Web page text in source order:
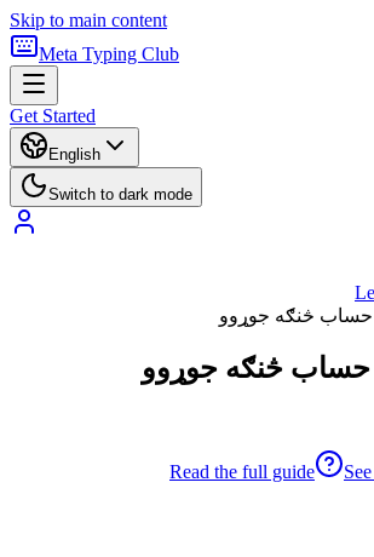
Skip to main content
Meta Typing Club
Get Started
English
Switch to dark mode
حساب څنګه جوړوو
حساب څنګه جوړوو
Read the full guide